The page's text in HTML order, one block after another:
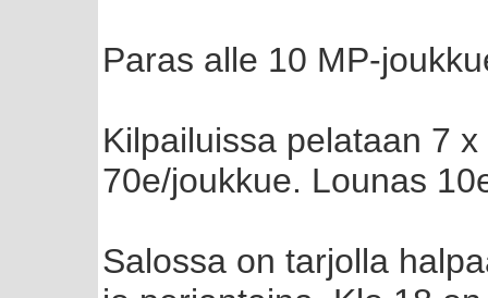
Paras alle 10 MP-
Kilpailuissa pelataan 7
70e/joukkue. Lounas
Salossa on tarjolla